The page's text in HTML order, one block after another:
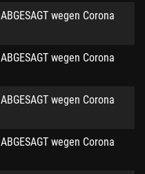
ABGESAGT wegen Corona
ABGESAGT wegen Corona
ABGESAGT wegen Corona
ABGESAGT wegen Corona